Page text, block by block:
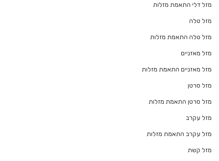
מזל דלי התאמת מזלות
מזל טלה
מזל טלה התאמת מזלות
מזל מאזניים
מזל מאזניים התאמת מזלות
מזל סרטן
מזל סרטן התאמת מזלות
מזל עקרב
מזל עקרב התאמת מזלות
מזל קשת